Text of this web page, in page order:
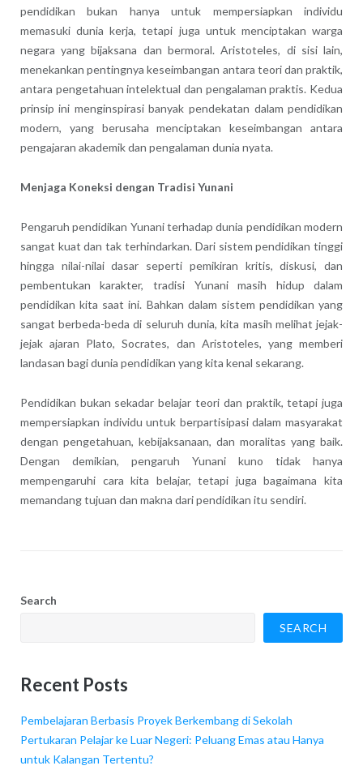
pendidikan bukan hanya untuk mempersiapkan individu
memasuki dunia kerja, tetapi juga untuk menciptakan warga
negara yang bijaksana dan bermoral. Aristoteles, di sisi lain,
menekankan pentingnya keseimbangan antara teori dan praktik,
antara pengetahuan intelektual dan pengalaman praktis. Kedua
prinsip ini menginspirasi banyak pendekatan dalam pendidikan
modern, yang berusaha menciptakan keseimbangan antara
pengajaran akademik dan pengalaman dunia nyata.
Menjaga Koneksi dengan Tradisi Yunani
Pengaruh pendidikan Yunani terhadap dunia pendidikan modern
sangat kuat dan tak terhindarkan. Dari sistem pendidikan tinggi
hingga nilai-nilai dasar seperti pemikiran kritis, diskusi, dan
pembentukan karakter, tradisi Yunani masih hidup dalam
pendidikan kita saat ini. Bahkan dalam sistem pendidikan yang
sangat berbeda-beda di seluruh dunia, kita masih melihat jejak-
jejak ajaran Plato, Socrates, dan Aristoteles, yang memberi
landasan bagi dunia pendidikan yang kita kenal sekarang.
Pendidikan bukan sekadar belajar teori dan praktik, tetapi juga
mempersiapkan individu untuk berpartisipasi dalam masyarakat
dengan pengetahuan, kebijaksanaan, dan moralitas yang baik.
Dengan demikian, pengaruh Yunani kuno tidak hanya
mempengaruhi cara kita belajar, tetapi juga bagaimana kita
memandang tujuan dan makna dari pendidikan itu sendiri.
Search
SEARCH
Recent Posts
Pembelajaran Berbasis Proyek Berkembang di Sekolah
Pertukaran Pelajar ke Luar Negeri: Peluang Emas atau Hanya
untuk Kalangan Tertentu?